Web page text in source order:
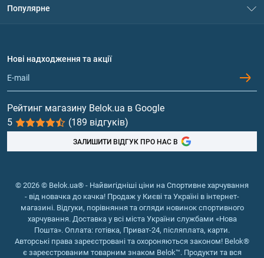
Політика конфіденційності
Обмін та повернення
Популярне
Протеїн
Гейнери
Вітаміни та мінерали
Риб'ячий жир, жирні кислоти
Нові надходження та акції
Рейтинг магазину Belok.ua в Google
5
(189 відгуків)
ЗАЛИШИТИ ВІДГУК ПРО НАС В
© 2026 © Belok.ua® - Найвигідніші ціни на Спортивне харчування
- від новачка до качка! Продаж у Києві та Україні в інтернет-
магазині. Відгуки, порівняння та огляди новинок спортивного
харчування. Доставка у всі міста України службами «Нова
Пошта». Оплата: готівка, Приват-24, післяплата, карти.
Авторські права зареєстровані та охороняються законом! Belok®
є зареєстрованим товарним знаком Belok™. Продукти та вся